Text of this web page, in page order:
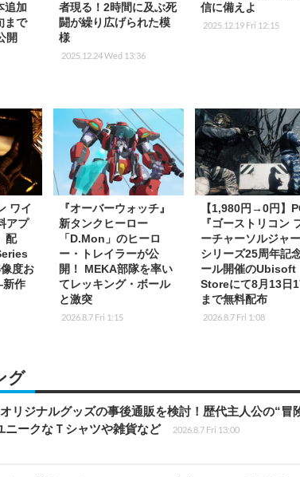
追加
まで
開
者現る！2時間に及ぶ死
闘が繰り広げられた模
様
2025.12.24 Wed 13:36
信に備えよ
2025.12.19 Fri 12:15
ワイ
アプ
配
度お
作
『オーバーウォッチ』
新タンクヒーロー
「D.Mon」のヒーロ
ー・トレイラーが公
開！ MEKA部隊を率い
てレッキング・ボール
と激突
2026.8.7 Fri 1:15
【1,980円→0円】
『ゴーストリコン
ーチャーソルジャー
シリーズ25周年記
ール開催のUbisoft
Storeにて8月13日
まで無料配布
2026.8.7 Fri 1:08
グ
リジナルグッズの事後通販を検討！歴代主人公の“冒
ニークなＴシャツや雑貨など
2026.8.7 Fri 13:00